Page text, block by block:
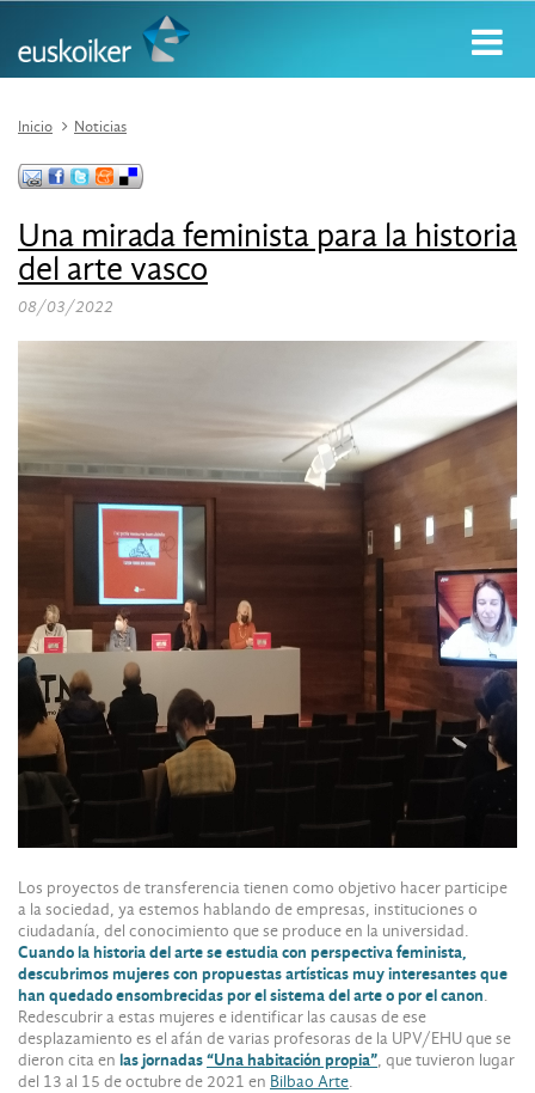
Inicio Noticias
Una mirada feminista para la historia
del arte vasco
08/03/2022
Los proyectos de transferencia tienen como objetivo hacer participe
a la sociedad, ya estemos hablando de empresas, instituciones o
ciudadanía, del conocimiento que se produce en la universidad.
Cuando la historia del arte se estudia con perspectiva feminista,
descubrimos mujeres con propuestas artísticas muy interesantes que
han quedado ensombrecidas por el sistema del arte o por el canon.
Redescubrir a estas mujeres e identificar las causas de ese
desplazamiento es el afán de varias profesoras de la UPV/EHU que se
dieron cita en las jornadas“Una habitación propia”, que tuvieron lugar
del 13 al 15 de octubre de 2021 en Bilbao Arte.